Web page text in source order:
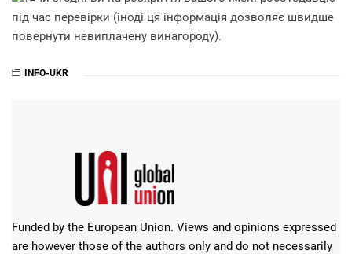
під час перевірки (іноді ця інформація дозволяє швидше
повернути невиплачену винагороду).
INFO-UKR
Funded by the European Union. Views and opinions expressed
are however those of the authors only and do not necessarily